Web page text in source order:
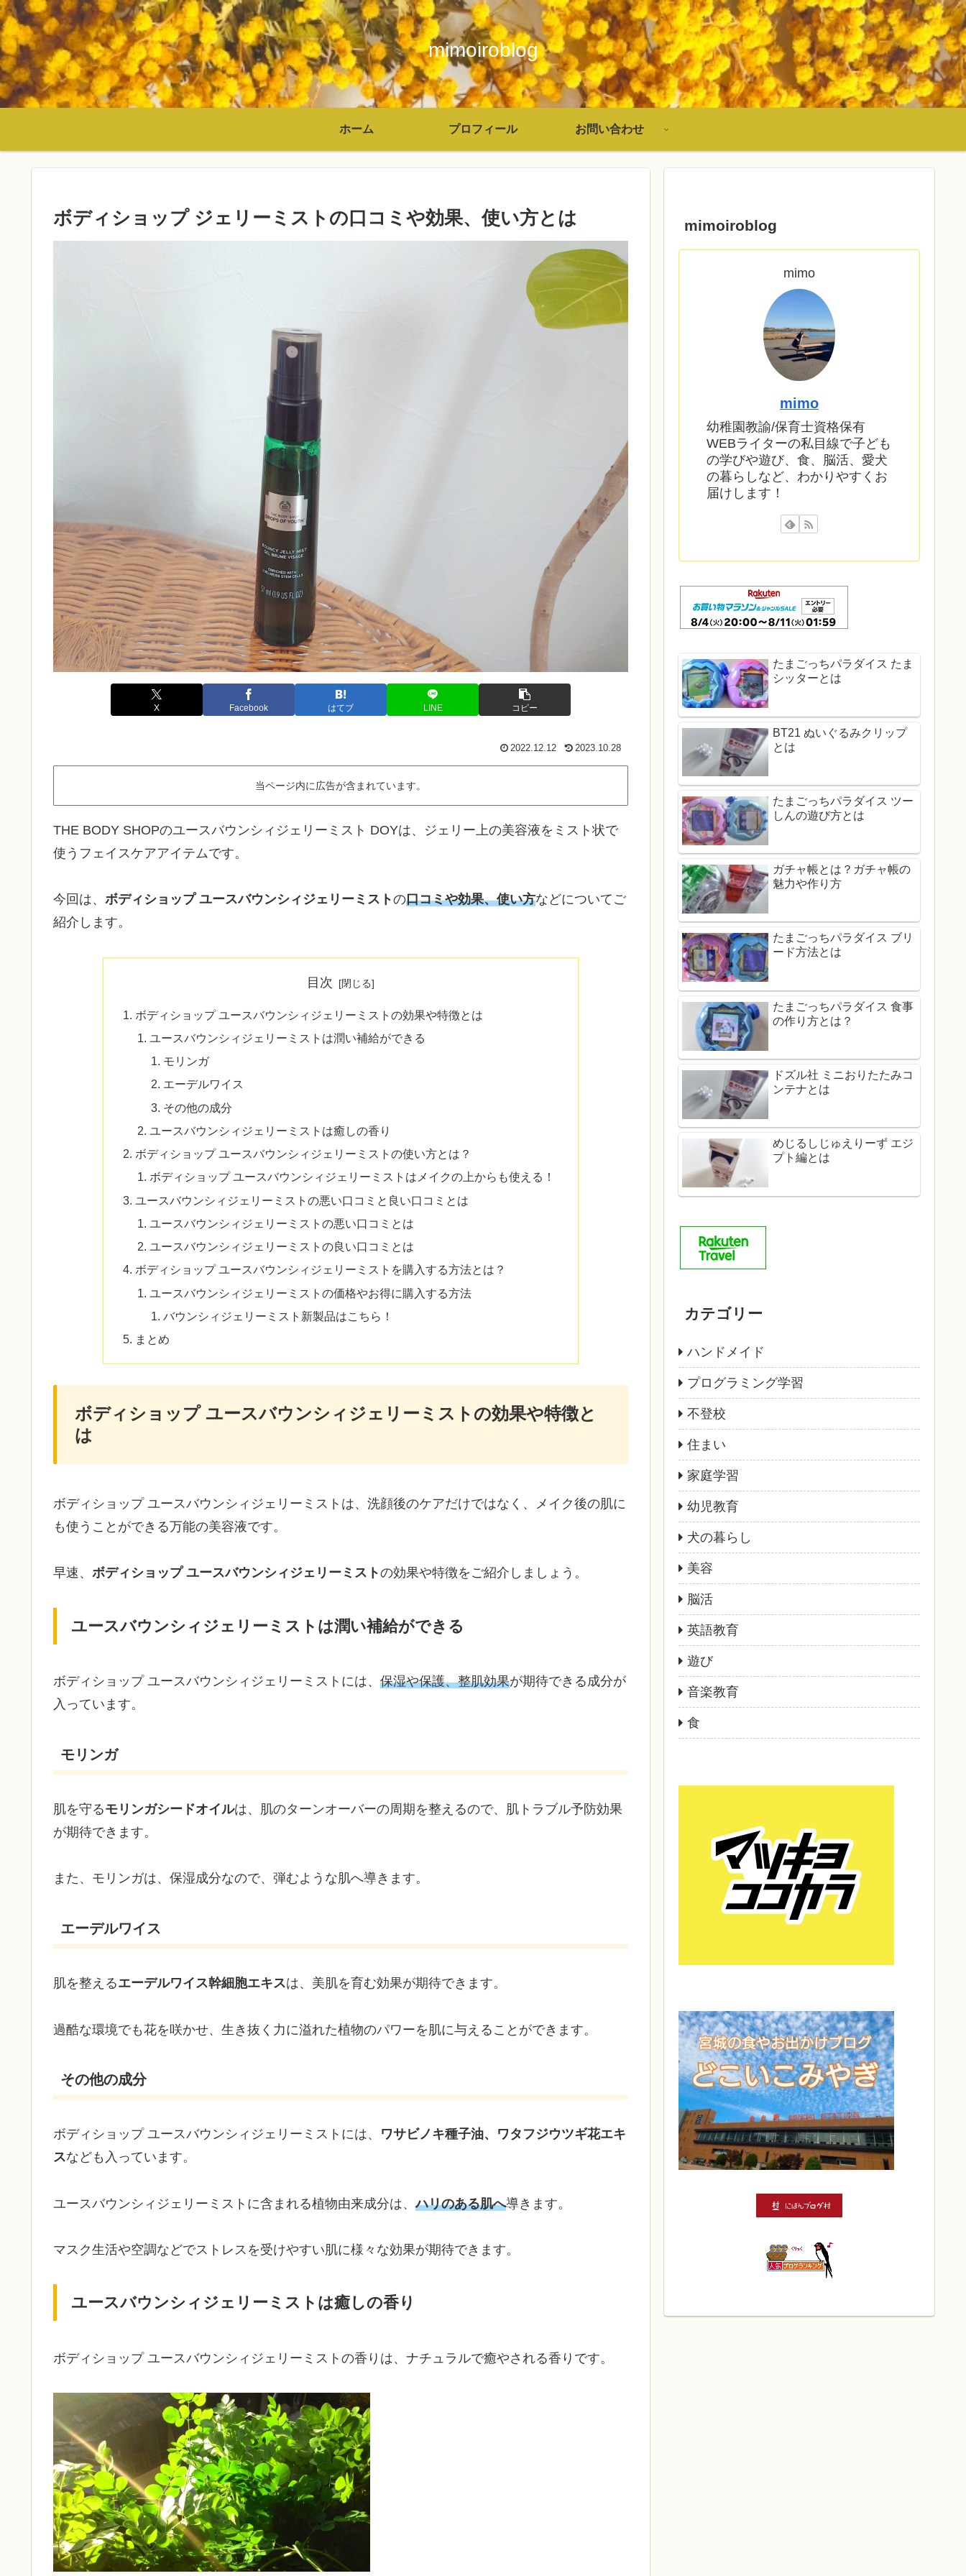
mimoiroblog
ホーム プロフィール お問い合わせ
ボディショップ ジェリーミストの口コミや効果、使い方とは
X Facebook はてブ LINE コピー
2022.12.12 2023.10.28
当ページ内に広告が含まれています。
THE BODY SHOPのユースバウンシィジェリーミスト DOYは、ジェリー上の美容液をミスト状で
使うフェイスケアアイテムです。
今回は、 ボディショップ ユースバウンシィジェリーミストの口コミや効果、使い方などについてご
紹介します。
目次
ボディショップ ユースバウンシィジェリーミストの効果や特徴とは
ユースバウンシィジェリーミストは潤い補給ができる
モリンガ
エーデルワイス
その他の成分
ユースバウンシィジェリーミストは癒しの香り
ボディショップ ユースバウンシィジェリーミストの使い方とは？
ボディショップ ユースバウンシィジェリーミストはメイクの上からも使える！
ユースバウンシィジェリーミストの悪い口コミと良い口コミとは
ユースバウンシィジェリーミストの悪い口コミとは
ユースバウンシィジェリーミストの良い口コミとは
ボディショップ ユースバウンシィジェリーミストを購入する方法とは？
ユースバウンシィジェリーミストの価格やお得に購入する方法
バウンシィジェリーミスト新製品はこちら！
まとめ
ボディショップ ユースバウンシィジェリーミストの効果や特徴と
は
ボディショップ ユースバウンシィジェリーミストは、洗顔後のケアだけではなく、メイク後の肌に
も使うことができる万能の美容液です。
早速、 ボディショップ ユースバウンシィジェリーミストの効果や特徴をご紹介しましょう。
ユースバウンシィジェリーミストは潤い補給ができる
ボディショップ ユースバウンシィジェリーミストには、 保湿や保護、整肌効果が期待できる成分が
入っています。
モリンガ
肌を守るモリンガシードオイルは、肌のターンオーバーの周期を整えるので、肌トラブル予防効果
が期待できます。
また、モリンガは、保湿成分なので、弾むような肌へ導きます。
エーデルワイス
肌を整えるエーデルワイス幹細胞エキスは、美肌を育む効果が期待できます。
過酷な環境でも花を咲かせ、生き抜く力に溢れた植物のパワーを肌に与えることができます。
その他の成分
ボディショップ ユースバウンシィジェリーミストには、 ワサビノキ種子油、ワタフジウツギ花エキ
スなども入っています。
ユースバウンシィジェリーミストに含まれる植物由来成分は、ハリのある肌へ導きます。
マスク生活や空調などでストレスを受けやすい肌に様々な効果が期待できます。
ユースバウンシィジェリーミストは癒しの香り
ボディショップ ユースバウンシィジェリーミストの香りは、ナチュラルで癒やされる香りです。
mimoiroblog
mimo
mimo
幼稚園教諭/保育士資格保有
WEBライターの私目線で子ども
の学びや遊び、食、脳活、愛犬
の暮らしなど、わかりやすくお
届けします！
たまごっちパラダイス たま
シッターとは
BT21 ぬいぐるみクリップ
とは
たまごっちパラダイス ツー
しんの遊び方とは
ガチャ帳とは？ガチャ帳の
魅力や作り方
たまごっちパラダイス ブリ
ード方法とは
たまごっちパラダイス 食事
の作り方とは？
ドズル社 ミニおりたたみコ
ンテナとは
めじるしじゅえりーず エジ
プト編とは
カテゴリー
ハンドメイド
プログラミング学習
不登校
住まい
家庭学習
幼児教育
犬の暮らし
美容
脳活
英語教育
遊び
音楽教育
食